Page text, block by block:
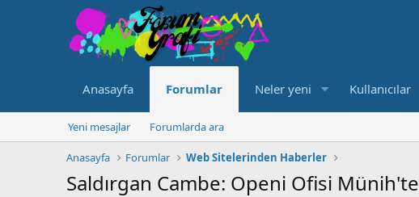
Anasayfa Forumlar Neler yeni Kullanıcılar
Yeni mesajlar Forumlarda ara
Anasayfa Forumlar Web Sitelerinden Haberler
Saldırgan Cambe: Openi Ofisi Münih'te